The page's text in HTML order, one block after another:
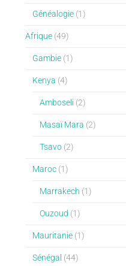
Généalogie(1)
Afrique(49)
Gambie(1)
Kenya (4)
Amboseli (2)
Masaï Mara (2)
Tsavo(2)
Maroc(1)
Marrakech (1)
Ouzoud (1)
Mauritanie(1)
Sénégal (44)